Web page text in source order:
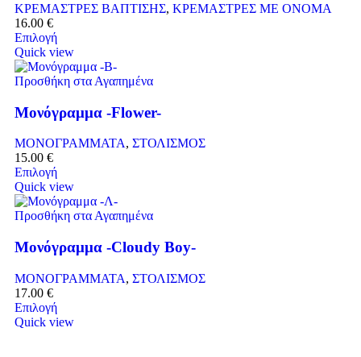
ΚΡΕΜΑΣΤΡΕΣ ΒΑΠΤΙΣΗΣ, ΚΡΕΜΑΣΤΡΕΣ ΜΕ ΟΝΟΜΑ
16.00 €
Επιλογή
Quick view
Προσθήκη στα Αγαπημένα
Μονόγραμμα -Flower-
ΜΟΝΟΓΡΑΜΜΑΤΑ, ΣΤΟΛΙΣΜΟΣ
15.00 €
Επιλογή
Quick view
Προσθήκη στα Αγαπημένα
Μονόγραμμα -Cloudy Boy-
ΜΟΝΟΓΡΑΜΜΑΤΑ, ΣΤΟΛΙΣΜΟΣ
17.00 €
Επιλογή
Quick view